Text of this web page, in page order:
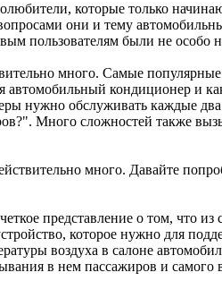
которые только
они и тему
пользователям были не
много. Самые популярные
автомобильный кондиционер и
нужно обслуживать каждые
Много сложностей также
много. Давайте
представление о том, что из
которое нужно для
воздуха в салоне
в нем пассажиров и самого